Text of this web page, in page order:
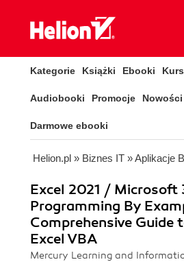
Kategorie Książki Ebooki
Audiobooki Promocje Nowości
Darmowe ebooki
Helion.pl » Biznes IT »Aplikacje
Excel 2021 / Microsoft
Programming By
Comprehensive Guide
Excel VBA
Mercury Learning and